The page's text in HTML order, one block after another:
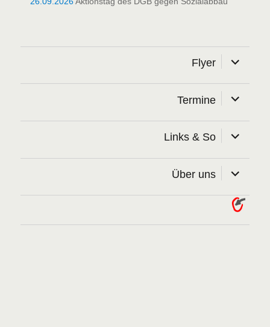
Flyer öffnen
Termine öffnen
Links & So öffnen
Über uns öffnen